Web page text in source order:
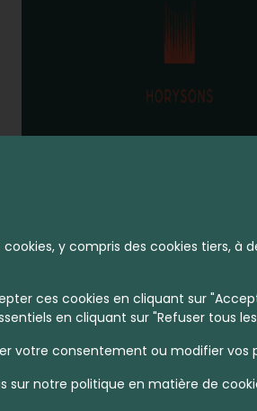
cookies, y compris des cookies tiers,
ces cookies en cliquant sur
en cliquant sur "Refuser tous
votre consentement ou modifier
sur notre politique en matière de